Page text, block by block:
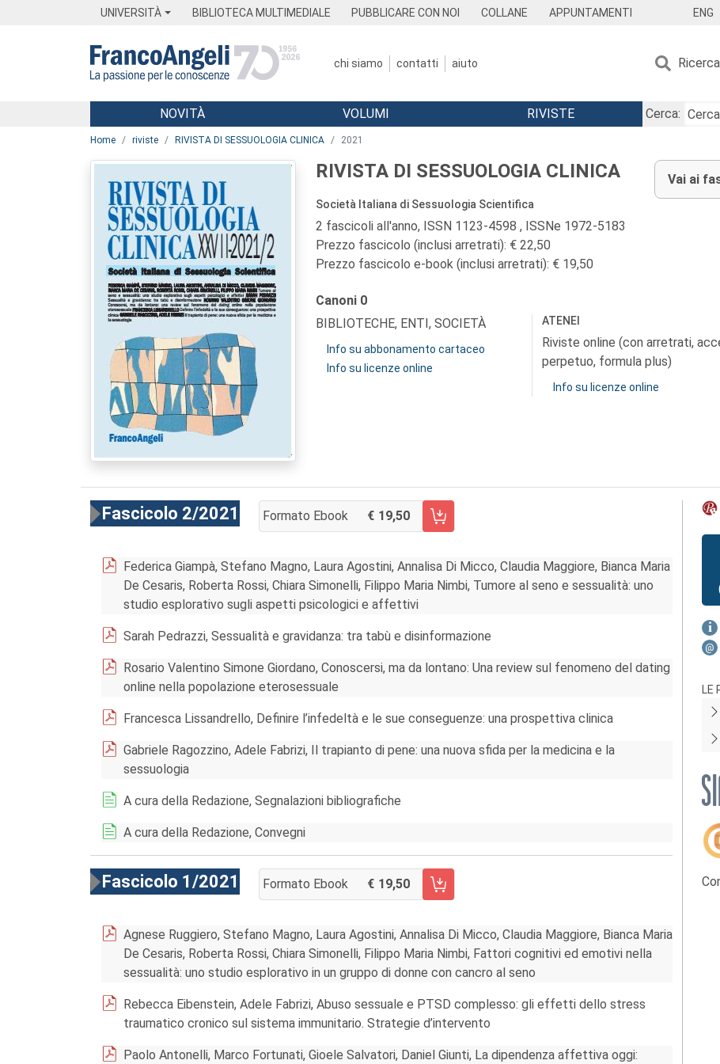
UNIVERSITÀ BIBLIOTECA MULTIMEDIALE PUBBLICARE CON NOI COLLANE APPUNTAMENTI ENG
chi siamo contatti aiuto
Menu
NOVITÀ VOLUMI RIVISTE
Cerca:
Home riviste RIVISTA DI SESSUOLOGIA CLINICA 2021
RIVISTA DI SESSUOLOGIA CLINICA
Società Italiana di Sessuologia Scientifica
2 fascicoli all'anno, ISSN 1123-4598 , ISSNe 1972-5183
Prezzo fascicolo (inclusi arretrati): € 22,50
Prezzo fascicolo e-book (inclusi arretrati): € 19,50
Vai ai
Canoni 0
BIBLIOTECHE, ENTI, SOCIETÀ
Info su abbonamento cartaceo
Info su licenze online
ATENEI
Riviste online (con arretrati,
perpetuo, formula plus)
Info su licenze online
Fascicolo 2/2021 Formato Ebook 19,50
AGGIUNGI AL CARRELLO FASCICOLO 2/2021
Federica Giampà, Stefano Magno, Laura Agostini, Annalisa Di Micco, Claudia Maggiore, Bianca Maria
De Cesaris, Roberta Rossi, Chiara Simonelli, Filippo Maria Nimbi, Tumore al seno e sessualità: uno
studio esplorativo sugli aspetti psicologici e affettivi
Sarah Pedrazzi, Sessualità e gravidanza: tra tabù e disinformazione
Rosario Valentino Simone Giordano, Conoscersi, ma da lontano: Una review sul fenomeno del dating
online nella popolazione eterosessuale
Francesca Lissandrello, Definire l’infedeltà e le sue conseguenze: una prospettiva clinica
Gabriele Ragozzino, Adele Fabrizi, Il trapianto di pene: una nuova sfida per la medicina e la
sessuologia
A cura della Redazione, Segnalazioni bibliografiche
A cura della Redazione, Convegni
Fascicolo 1/2021 Formato Ebook 19,50
AGGIUNGI AL CARRELLO FASCICOLO 1/2021
Agnese Ruggiero, Stefano Magno, Laura Agostini, Annalisa Di Micco, Claudia Maggiore, Bianca Maria
De Cesaris, Roberta Rossi, Chiara Simonelli, Filippo Maria Nimbi, Fattori cognitivi ed emotivi nella
sessualità: uno studio esplorativo in un gruppo di donne con cancro al seno
Rebecca Eibenstein, Adele Fabrizi, Abuso sessuale e PTSD complesso: gli effetti dello stress
traumatico cronico sul sistema immunitario. Strategie d’intervento
Paolo Antonelli, Marco Fortunati, Gioele Salvatori, Daniel Giunti, La dipendenza affettiva oggi:
LE